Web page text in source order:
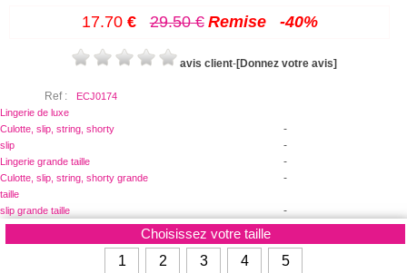
17.70€29.50€ Remise -40%
avis client-[Donnez votre avis]
Ref :
ECJ0174
Lingerie de luxe
-
Culotte, slip, string, shorty
-
slip
-
Lingerie grande taille
-
Culotte, slip, string, shorty grande
taille
-
slip grande taille
Choisissez votre taille
1
2 3 4 5